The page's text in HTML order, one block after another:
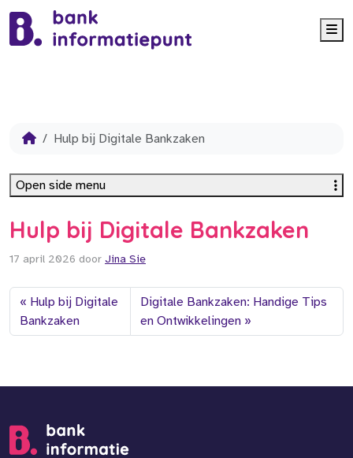
Hulp bij Digitale Bankzaken
Hulp bij Digitale Bankzaken
17 april 2026 door Jina Sie
Hulp bij Digitale
Bankzaken
Digitale Bankzaken: Handige Tips
en Ontwikkelingen
Open side menu